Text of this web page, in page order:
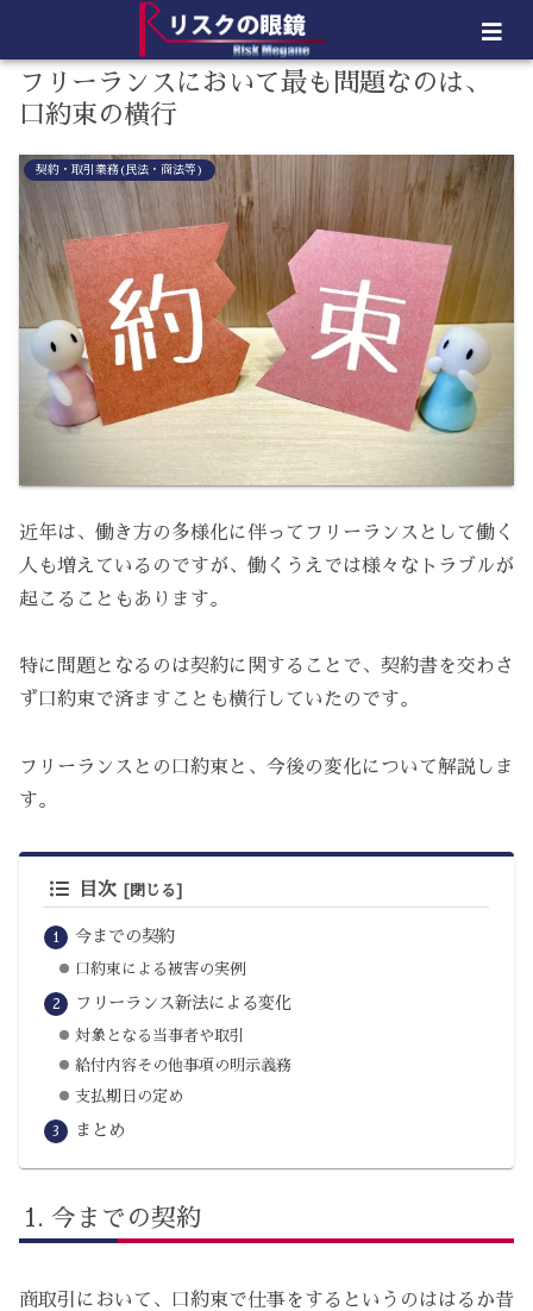
フリーランスにおいて最も問題なのは、
口約束の横行
契約・取引業務(民法・商法等)
近年は、働き方の多様化に伴ってフリーランスとして働く
人も増えているのですが、働くうえでは様々なトラブルが
起こることもあります。
特に問題となるのは契約に関することで、契約書を交わさ
ず口約束で済ますことも横行していたのです。
フリーランスとの口約束と、今後の変化について解説しま
す。
目次
今までの契約
口約束による被害の実例
フリーランス新法による変化
対象となる当事者や取引
給付内容その他事項の明示義務
支払期日の定め
まとめ
今までの契約
商取引において、口約束で仕事をするというのははるか昔